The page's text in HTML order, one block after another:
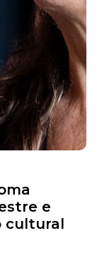
e
cultural